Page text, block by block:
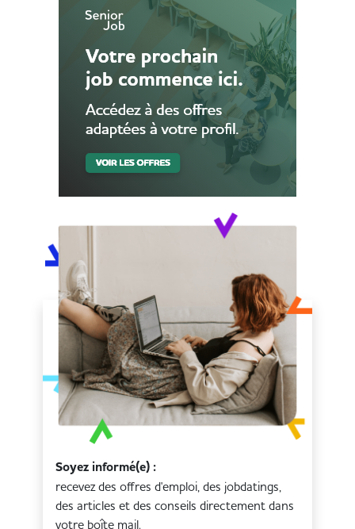
Soyez informé(e) :
recevez des offres d'emploi, des jobdatings,
des articles et des conseils directement dans
votre boîte mail.